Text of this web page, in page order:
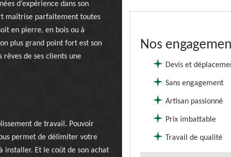
d’expérience dans son
maîtrise parfaitement toutes
en pierre, en bois ou à
plus grand point fort est son
rêves de ses clients une
de travail. Pouvoir
permet de délimiter votre
installer. Et le coût de son achat
Nos
Devis et
Sans engagement
Artisan passionné
Prix imbattable
Travail de qualité